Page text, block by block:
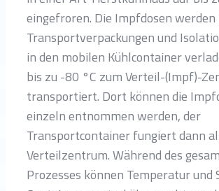
eingefroren. Die Impfdosen werden
Transportverpackungen und
in den mobilen Kühlcontainer
bis zu -80 °C zum Verteil-(Impf)-
transportiert. Dort können die
einzeln entnommen werden, der
Transportcontainer fungiert dann
Verteilzentrum. Während des
Prozesses können Temperatur und